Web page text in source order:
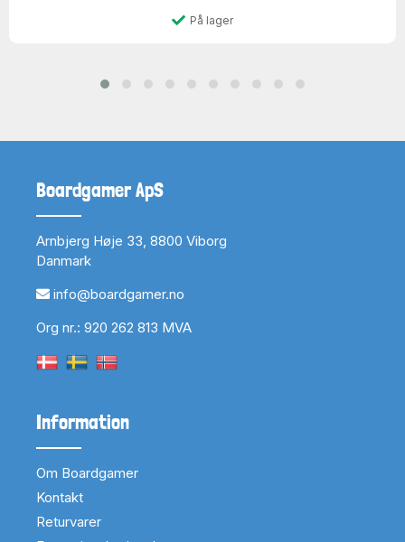
På lager
Boardgamer ApS
Arnbjerg Høje 33, 8800 Viborg
Danmark
info@boardgamer.no
Org nr.: 920 262 813 MVA
Information
Om Boardgamer
Kontakt
Returvarer